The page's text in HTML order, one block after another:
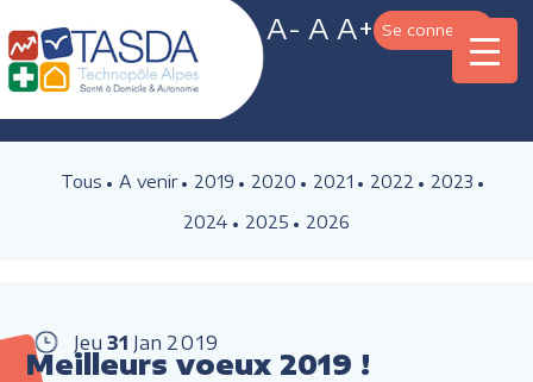
A- A A+ Se connecter
Tous A venir 2019 2020 2021 2022
2023
2024
2025 2026
Jeu 31 Jan 2019
Meilleurs voeux 2019 !